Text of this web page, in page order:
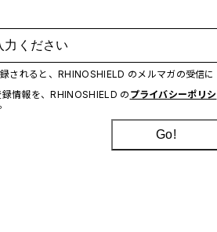
ください
されると、RHINOSHIELD のメルマガの受信に
情報を、RHINOSHIELD の プライバシーポリシ
Go!